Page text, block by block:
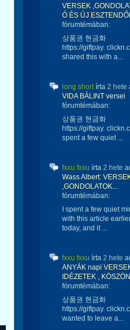
VERSEK
Ó ÉS ÚJ
fórumtémában:
상품권 현금화
https://giftpay.
shared this with a...
long shortírta 2 hete
VIDA BÁLINT versei
fórumtémában:
상품권 현금화
https://giftpay.
spent a few quiet ...
fxxu fxxu írta 2 hete
Wass Albert:
,GONDOLATOK...
fórumtémában:
I spent a few quiet
with this article
today, and it ...
fxxu fxxu írta 2 hete
ANYÁK napi
IDÉZETEK ,
fórumtémában:
상품권 현금화
https://giftpay.
wanted to leave a...